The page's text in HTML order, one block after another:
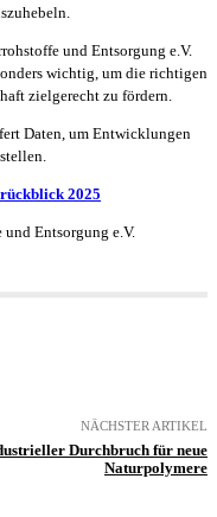
und Entsorgung e.V.
wichtig, um die richtigen
zielgerecht zu fördern.
Daten, um Entwicklungen
2025
Entsorgung e.V.
NÄCHSTER ARTIKEL
Durchbruch für neue
Naturpolymere